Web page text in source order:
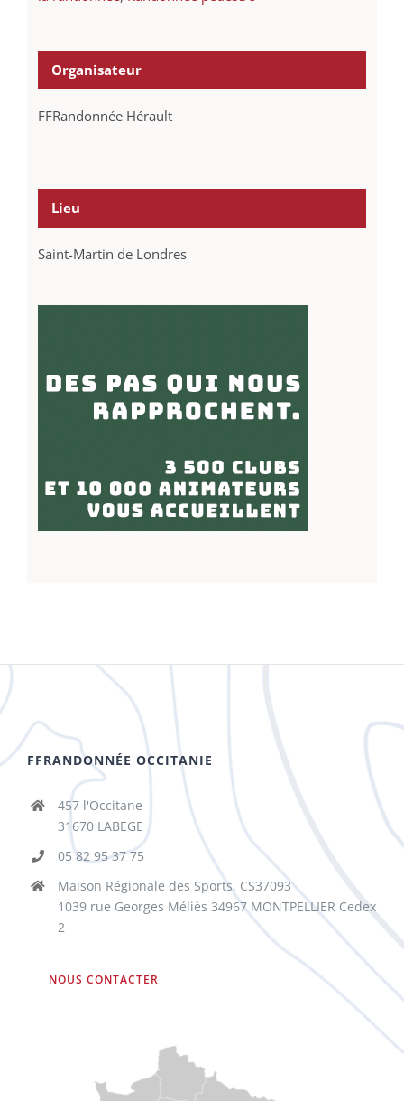
Organisateur
FFRandonnée Hérault
Lieu
Saint-Martin de Londres
FFRANDONNÉE OCCITANIE
457 l'Occitane
31670 LABEGE
05 82 95 37 75
Maison Régionale des Sports, CS37093
1039 rue Georges Méliès 34967 MONTPELLIER Cedex
2
NOUS CONTACTER